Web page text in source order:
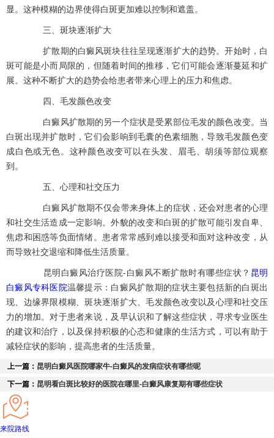
显。这种模糊的边界使得白斑更加难以控制和遮盖。
三、斑块逐渐扩大
扩散期的白癜风斑块往往呈现逐渐扩大的趋势。开始时，白
斑可能是小而局限的，但随着时间的推移，它们可能会逐渐蔓延和扩
展。这种不断扩大的趋势会给患者带来心理上的压力和焦虑。
四、毛发颜色改变
白癜风扩散期的另一个症状是受累部位毛发的颜色改变。当
白斑出现并扩散时，它们会影响到毛囊的色素细胞，导致毛发颜色变
成白色或无色。这种颜色改变可以在头发、眉毛、胡须等部位观察
到。
五、心理和社交压力
白癜风扩散期不仅会带来身体上的症状，还会对患者的心理
和社交生活造成一定影响。外貌的改变和白斑的扩散可能引发自卑、
焦虑和困惑等负面情绪。患者常常感到难以接受和面对这种改变，从
而导致社交退缩和降低生活质量。
昆明白癜风治疗医院-白癜风不断扩散时有哪些症状？ 昆明
白癜风专科医院温馨提示：白癜风扩散期的症状主要包括新的白斑出
现、边缘界限模糊、斑块逐渐扩大、毛发颜色改变以及心理和社交压
力的增加。对于患者来说，及早认识和了解这些症状，寻求专业医生
的建议和治疗，以及保持积极的心态和健康的生活方式，可以有助于
减轻症状的影响，提高患者的生活质量。
上一篇： 昆明白癜风医院哪家牛-白癜风的发病症状有哪些呢
下一篇： 昆明看白斑比较好的医院在哪里-白癜风康复期有哪些症状
来院路线